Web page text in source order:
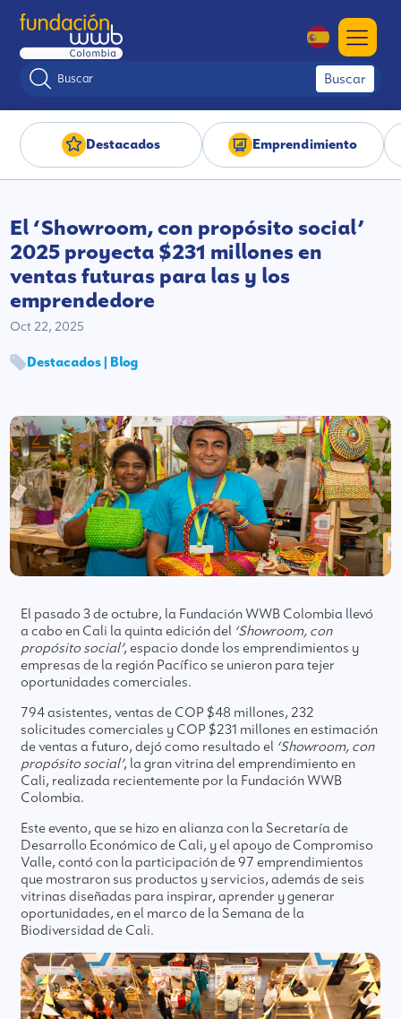
Buscar
Destacados Emprendimiento
El ‘Showroom, con propósito social’
2025 proyecta $231 millones en
ventas futuras para las y los
emprendedore
Oct 22, 2025
Destacados | Blog
El pasado 3 de octubre, la Fundación WWB Colombia llevó
a cabo en Cali la quinta edición del ‘Showroom, con
propósito social’, espacio donde los emprendimientos y
empresas de la región Pacífico se unieron para tejer
oportunidades comerciales.
794 asistentes, ventas de COP $48 millones, 232
solicitudes comerciales y COP $231 millones en estimación
de ventas a futuro, dejó como resultado el ‘Showroom, con
propósito social’, la gran vitrina del emprendimiento en
Cali, realizada recientemente por la Fundación WWB
Colombia.
Este evento, que se hizo en alianza con la Secretaría de
Desarrollo Económico de Cali, y el apoyo de Compromiso
Valle, contó con la participación de 97 emprendimientos
que mostraron sus productos y servicios, además de seis
vitrinas diseñadas para inspirar, aprender y generar
oportunidades, en el marco de la Semana de la
Biodiversidad de Cali.